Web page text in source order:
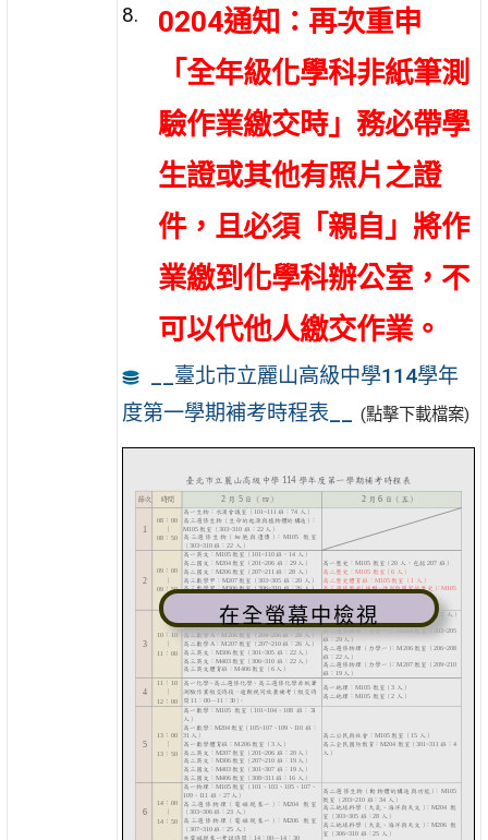
0204通知：再次重申
「全年級化學科非紙筆測
驗作業繳交時」務必帶學
生證或其他有照片之證
件，且必須「親自」將作
業繳到化學科辦公室，不
可以代他人繳交作業。
__臺北市立麗山高級中學114學年
度第一學期補考時程表__
(點擊下載檔案)
在全螢幕中檢視